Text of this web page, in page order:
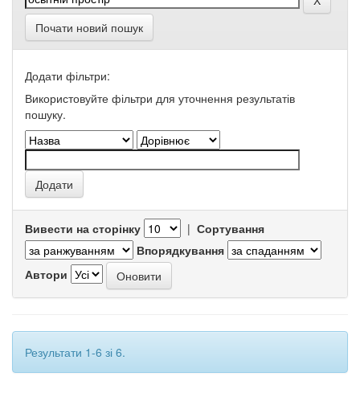
Почати новий пошук
Додати фільтри:
Використовуйте фільтри для уточнення результатів
пошуку.
Вивести на сторінку | Сортування
Впорядкування
Автори
Результати 1-6 зі 6.